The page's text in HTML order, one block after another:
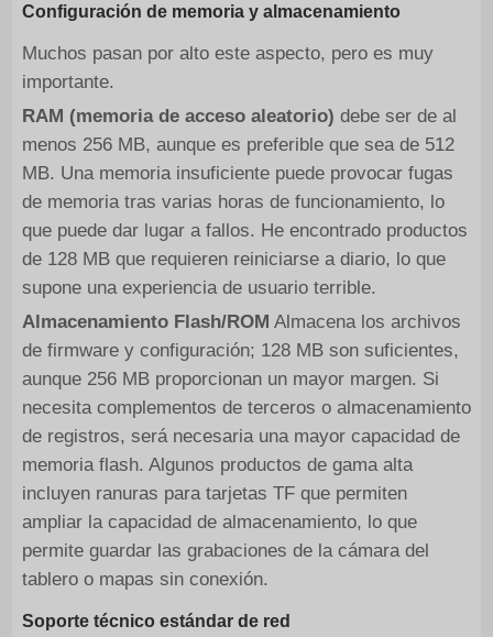
Configuración de memoria y almacenamiento
Muchos pasan por alto este aspecto, pero es muy
importante.
RAM (memoria de acceso aleatorio) debe ser de al
menos 256 MB, aunque es preferible que sea de 512
MB. Una memoria insuficiente puede provocar fugas
de memoria tras varias horas de funcionamiento, lo
que puede dar lugar a fallos. He encontrado productos
de 128 MB que requieren reiniciarse a diario, lo que
supone una experiencia de usuario terrible.
Almacenamiento Flash/ROM Almacena los archivos
de firmware y configuración; 128 MB son suficientes,
aunque 256 MB proporcionan un mayor margen. Si
necesita complementos de terceros o almacenamiento
de registros, será necesaria una mayor capacidad de
memoria flash. Algunos productos de gama alta
incluyen ranuras para tarjetas TF que permiten
ampliar la capacidad de almacenamiento, lo que
permite guardar las grabaciones de la cámara del
tablero o mapas sin conexión.
Soporte técnico estándar de red